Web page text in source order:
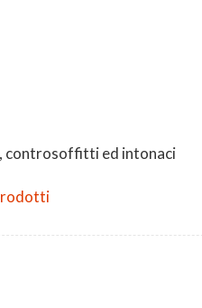
controsoffitti ed intonaci